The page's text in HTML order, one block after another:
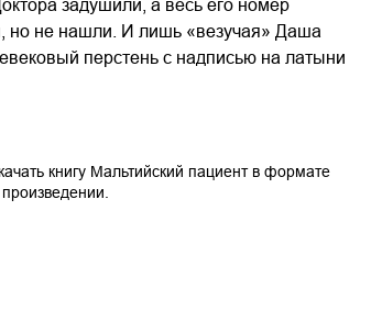
задушили, а весь его номер
но не нашли. И лишь «везучая» Даша
перстень с надписью на латыни
книгу Мальтийский пациентв формате